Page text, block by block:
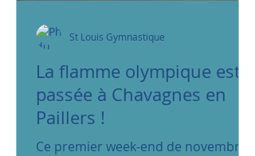
La flamme olympique est
passée à Chavagnes en
Paillers !
Ce premier week-end de novembre,
St Louis Gymnastique